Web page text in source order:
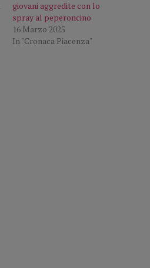
giovani aggredite con lo
spray al peperoncino
16 Marzo 2025
In "Cronaca Piacenza"